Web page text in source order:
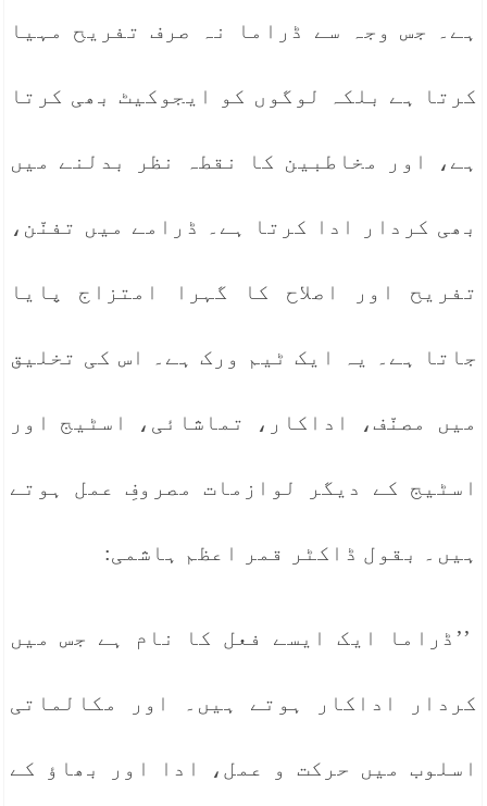
ہے۔ جس وجہ سے ڈراما نہ صرف تفریح مہیا
کرتا ہے بلکہ لوگوں کو ایجوکیٹ بھی کرتا
ہے، اور مخاطبین کا نقطہ نظر بدلنے میں
بھی کردار ادا کرتا ہے۔ ڈرامے میں تفنّن،
تفریح اور اصلاح کا گہرا امتزاج پایا
جاتا ہے۔ یہ ایک ٹیم ورک ہے۔ اس کی تخلیق
میں مصنّف، اداکار، تماشائی، اسٹیج اور
اسٹیج کے دیگر لوازمات مصروفِ عمل ہوتے
ہیں۔ بقول ڈاکٹر قمر اعظم ہاشمی:
’’ڈراما ایک ایسے فعل کا نام ہے جس میں
کردار اداکار ہوتے ہیں۔ اور مکالماتی
اسلوب میں حرکت و عمل، ادا اور بھاؤ کے